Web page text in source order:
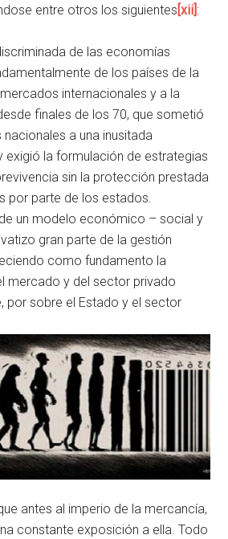
entre otros los siguientes [xii]:
de las economías
de los países de la
internacionales y a la
finales de los 70, que sometió
a una inusitada
exigió la formulación de estrategias
sin la protección prestada
por parte de los estados.
un modelo económico – social y
gran parte de la gestión
como fundamento la
mercado y del sector privado
por sobre el Estado y el sector
antes al imperio de la mercancía,
constante exposición a ella. Todo